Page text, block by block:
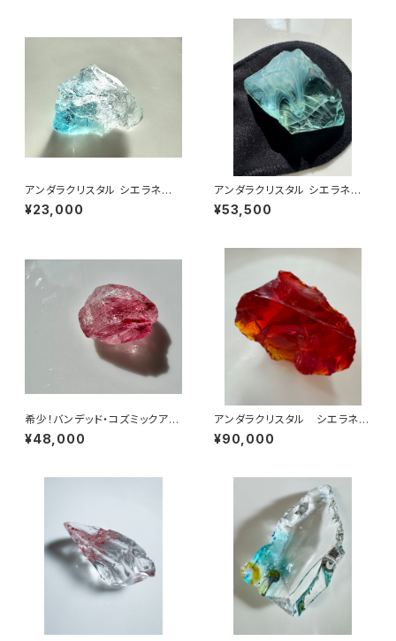
アンダラクリスタル シエラネバ
ダ産/エレクトリックブルー・コズ
ミックアイス 原石 EBIC-1
¥23,000
アンダラクリスタル シエラネバ
ダ産/エンジェルオーラ ブルート
パーズ原石abt-
¥53,500
希少！バンデッド・コズミックアイ
ス ソフィアウィズダムハート/シ
エラ産アンダラクリスタル ICS
¥48,000
アンダラクリスタル シエラネバ
ダ産/エンジェルオーラ ファイヤ
ーオパール レムリアンサンライ
¥90,000